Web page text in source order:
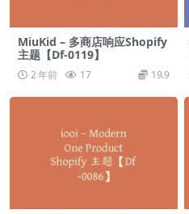
MiuKid – 多商店响应Shopify
主题【Df-0119】
2 年前 17 19.9